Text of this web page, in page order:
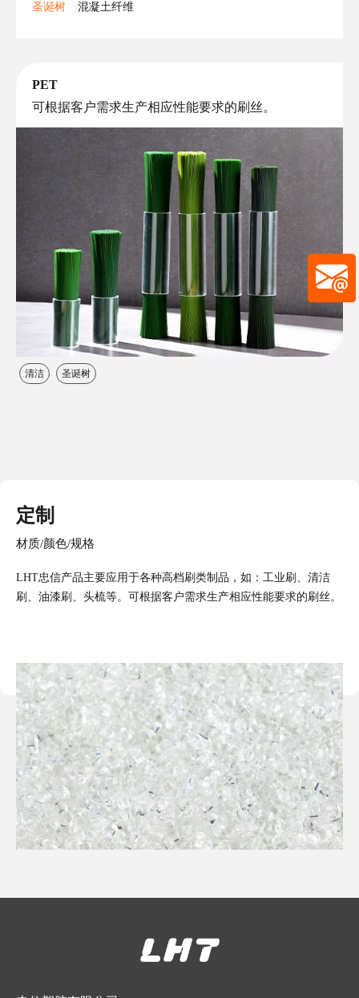
圣诞树
混凝土纤维
PET
可根据客户需求生产相应性能要求的刷丝。
清洁 圣诞树
定制
材质/颜色/规格
LHT忠信产品主要应用于各种高档刷类制品，如：工业刷、清洁
刷、油漆刷、头梳等。可根据客户需求生产相应性能要求的刷丝。